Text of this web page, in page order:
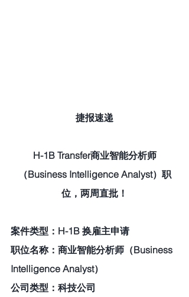
捷报速递
H-1B Transfer商业智能分析师
（Business Intelligence Analyst）职
位，两周直批！
案件类型：H-1B 换雇主申请
职位名称：商业智能分析师（Business
Intelligence Analyst）
公司类型：科技公司